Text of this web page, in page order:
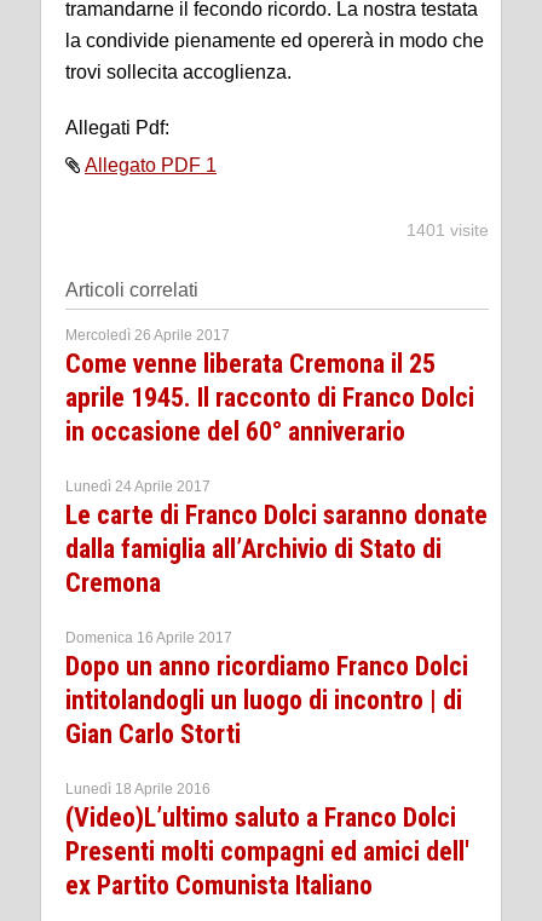
tramandarne il fecondo ricordo. La nostra testata
la condivide pienamente ed opererà in modo che
trovi sollecita accoglienza.
Allegati Pdf:
Allegato PDF 1
1401 visite
Articoli correlati
Mercoledì 26 Aprile 2017
Come venne liberata Cremona il 25
aprile 1945. Il racconto di Franco Dolci
in occasione del 60° anniverario
Lunedì 24 Aprile 2017
Le carte di Franco Dolci saranno donate
dalla famiglia all’Archivio di Stato di
Cremona
Domenica 16 Aprile 2017
Dopo un anno ricordiamo Franco Dolci
intitolandogli un luogo di incontro | di
Gian Carlo Storti
Lunedì 18 Aprile 2016
(Video)L’ultimo saluto a Franco Dolci
Presenti molti compagni ed amici dell'
ex Partito Comunista Italiano